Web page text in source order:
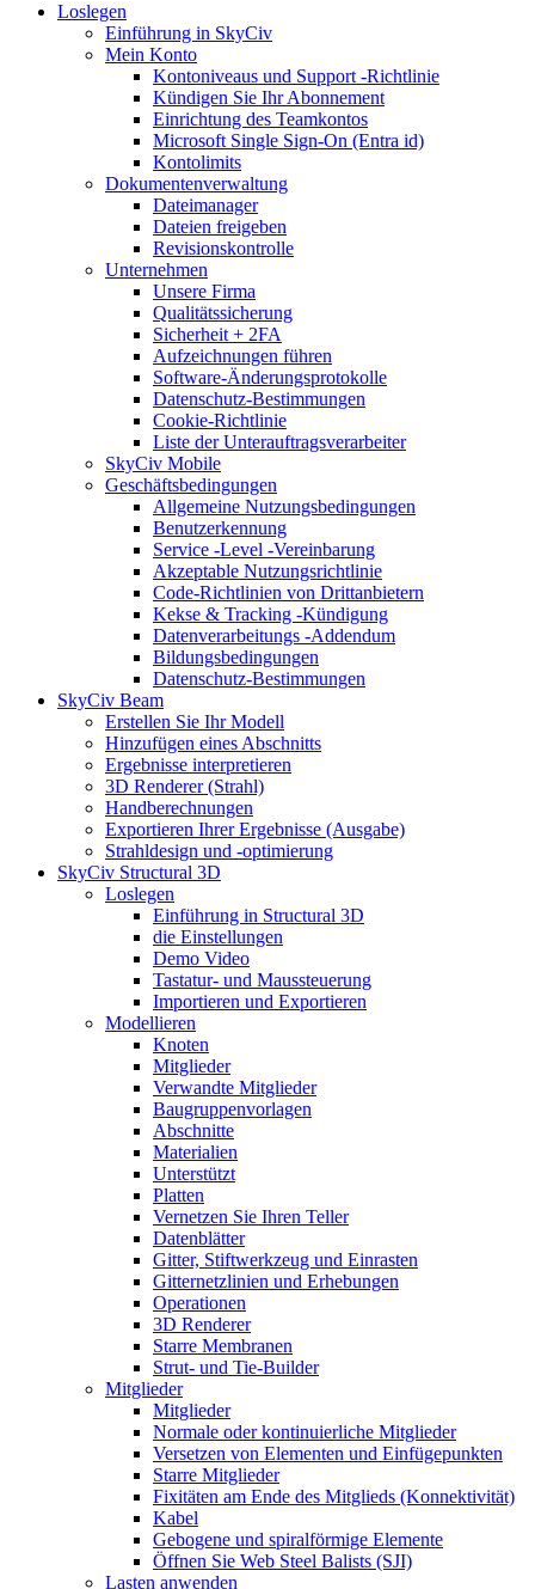
Loslegen
Einführung in SkyCiv
Mein Konto
Kontoniveaus und Support -Richtlinie
Kündigen Sie Ihr Abonnement
Einrichtung des Teamkontos
Microsoft Single Sign-On (Entra id)
Kontolimits
Dokumentenverwaltung
Dateimanager
Dateien freigeben
Revisionskontrolle
Unternehmen
Unsere Firma
Qualitätssicherung
Sicherheit + 2FA
Aufzeichnungen führen
Software-Änderungsprotokolle
Datenschutz-Bestimmungen
Cookie-Richtlinie
Liste der Unterauftragsverarbeiter
SkyCiv Mobile
Geschäftsbedingungen
Allgemeine Nutzungsbedingungen
Benutzerkennung
Service -Level -Vereinbarung
Akzeptable Nutzungsrichtlinie
Code-Richtlinien von Drittanbietern
Kekse & Tracking -Kündigung
Datenverarbeitungs -Addendum
Bildungsbedingungen
Datenschutz-Bestimmungen
SkyCiv Beam
Erstellen Sie Ihr Modell
Hinzufügen eines Abschnitts
Ergebnisse interpretieren
3D Renderer (Strahl)
Handberechnungen
Exportieren Ihrer Ergebnisse (Ausgabe)
Strahldesign und -optimierung
SkyCiv Structural 3D
Loslegen
Einführung in Structural 3D
die Einstellungen
Demo Video
Tastatur- und Maussteuerung
Importieren und Exportieren
Modellieren
Knoten
Mitglieder
Verwandte Mitglieder
Baugruppenvorlagen
Abschnitte
Materialien
Unterstützt
Platten
Vernetzen Sie Ihren Teller
Datenblätter
Gitter, Stiftwerkzeug und Einrasten
Gitternetzlinien und Erhebungen
Operationen
3D Renderer
Starre Membranen
Strut- und Tie-Builder
Mitglieder
Mitglieder
Normale oder kontinuierliche Mitglieder
Versetzen von Elementen und Einfügepunkten
Starre Mitglieder
Fixitäten am Ende des Mitglieds (Konnektivität)
Kabel
Gebogene und spiralförmige Elemente
Öffnen Sie Web Steel Balists (SJI)
Lasten anwenden